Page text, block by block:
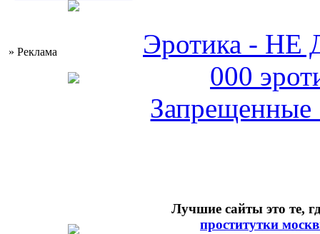
» Реклама
Эротика - НЕ
000
Запрещенные
Лучшие сайты это те,
проститутки